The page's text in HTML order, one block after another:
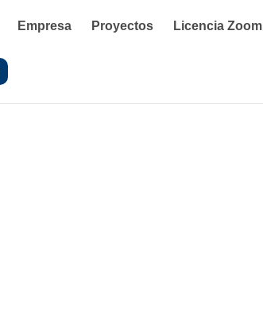
Empresa Proyectos Licencia Zoom